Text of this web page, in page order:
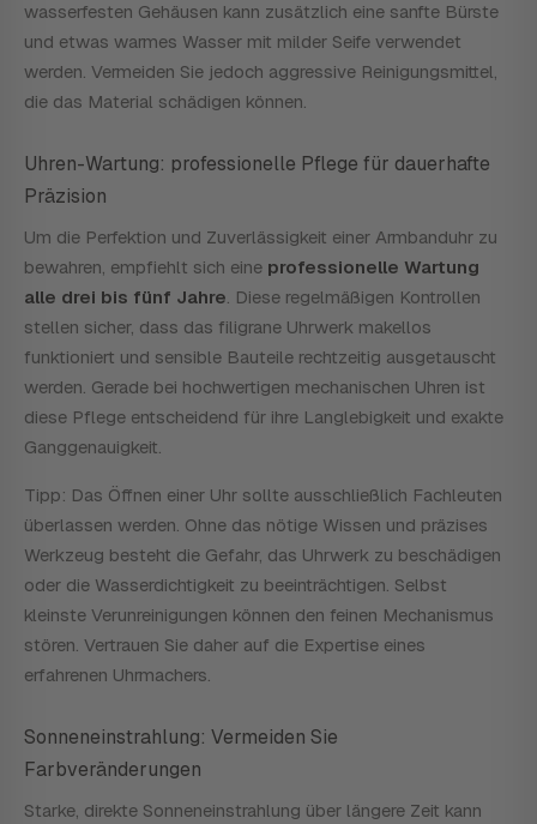
wasserfesten Gehäusen kann zusätzlich eine sanfte Bürste
und etwas warmes Wasser mit milder Seife verwendet
werden. Vermeiden Sie jedoch aggressive Reinigungsmittel,
die das Material schädigen können.
Uhren-Wartung: professionelle Pflege für dauerhafte
Präzision
Um die Perfektion und Zuverlässigkeit einer Armbanduhr zu
bewahren, empfiehlt sich eine professionelle Wartung
alle drei bis fünf Jahre. Diese regelmäßigen Kontrollen
stellen sicher, dass das filigrane Uhrwerk makellos
funktioniert und sensible Bauteile rechtzeitig ausgetauscht
werden. Gerade bei hochwertigen mechanischen Uhren ist
diese Pflege entscheidend für ihre Langlebigkeit und exakte
Ganggenauigkeit.
Tipp: Das Öffnen einer Uhr sollte ausschließlich Fachleuten
überlassen werden. Ohne das nötige Wissen und präzises
Werkzeug besteht die Gefahr, das Uhrwerk zu beschädigen
oder die Wasserdichtigkeit zu beeinträchtigen. Selbst
kleinste Verunreinigungen können den feinen Mechanismus
stören. Vertrauen Sie daher auf die Expertise eines
erfahrenen Uhrmachers.
Sonneneinstrahlung: Vermeiden Sie
Farbveränderungen
Starke, direkte Sonneneinstrahlung über längere Zeit kann